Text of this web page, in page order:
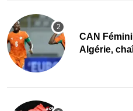
CAN
Algérie,